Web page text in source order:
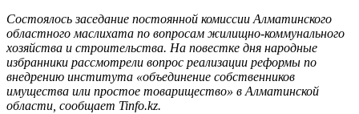
Состоялось заседание постоянной комиссии Алматинского
областного маслихата по вопросам жилищно-коммунального
хозяйства и строительства. На повестке дня народные
избранники рассмотрели вопрос реализации реформы по
внедрению института «объединение собственников
имущества или простое товарищество» в Алматинской
области, сообщает Tinfo.kz.